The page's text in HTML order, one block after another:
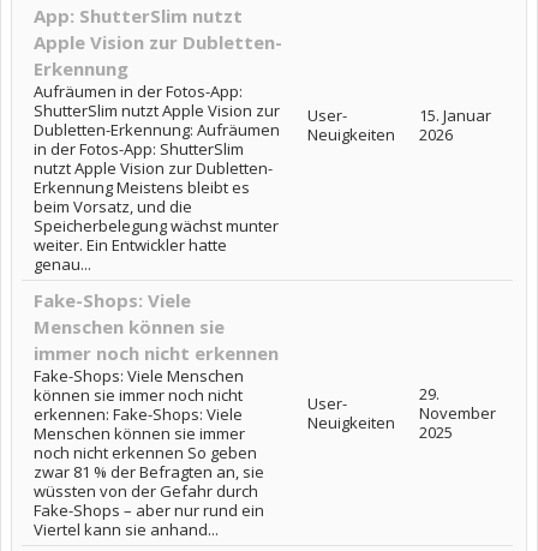
App: ShutterSlim nutzt
Apple Vision zur Dubletten-
Erkennung
Aufräumen in der Fotos-App:
ShutterSlim nutzt Apple Vision zur
Dubletten-Erkennung: Aufräumen
in der Fotos-App: ShutterSlim
nutzt Apple Vision zur Dubletten-
Erkennung Meistens bleibt es
beim Vorsatz, und die
Speicherbelegung wächst munter
weiter. Ein Entwickler hatte
genau...
User-
Neuigkeiten
15. Januar
2026
Fake-Shops: Viele
Menschen können sie
immer noch nicht erkennen
Fake-Shops: Viele Menschen
können sie immer noch nicht
erkennen: Fake-Shops: Viele
Menschen können sie immer
noch nicht erkennen So geben
zwar 81 % der Befragten an, sie
wüssten von der Gefahr durch
Fake-Shops – aber nur rund ein
Viertel kann sie anhand...
User-
Neuigkeiten
29.
November
2025